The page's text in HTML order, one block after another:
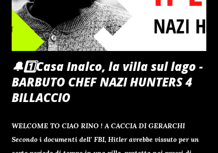
🔔1️⃣Casa Inalco, la villa sul lago -
BARBUTO CHEF NAZI HUNTERS 4
BILLACCIO
WELCOME TO CIAO RINO ! A CACCIA DI GERARCHI
Secondo i documenti dell' FBI, Hitler avrebbe vissuto per un